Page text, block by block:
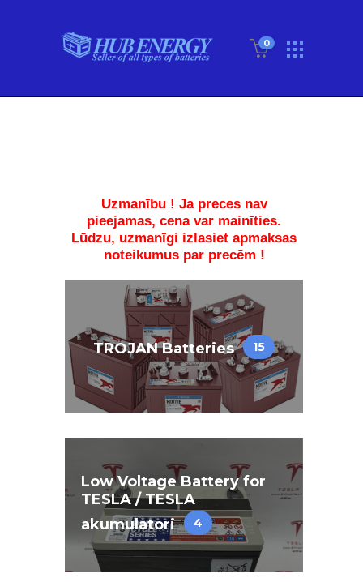
0
Uzmanību ! Ja preces nav
pieejamas, cena var mainīties.
Lūdzu, uzmanīgi izlasiet apmaksas
noteikumus par precēm !
TROJAN Batteries 15
Low Voltage Battery for
TESLA / TESLA
akumulatori
4